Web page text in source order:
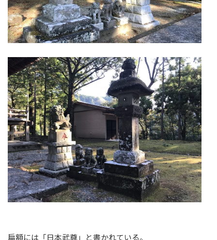
扁額には「日本武尊」と書かれている。